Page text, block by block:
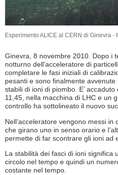
Esperimento ALICE al CERN di Ginevra -
Ginevra, 8 novembre 2010. Dopo i
notturno dell’acceleratore di
completare le fasi iniziali di
pesanti e sono finalmente
stabili di ioni di piombo. E’
11,45, nella macchina di LHC e un
controllo ha sottolineato il nuovo
Nell’acceleratore vengono messi in
che girano uno in senso orario e
permette di far scontrare gli ioni ad
La stabilità dei fasci di ioni significa
circolo nel tempo e quindi un
costante nel tempo.